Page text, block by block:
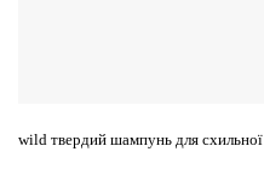
wild твердий шампунь для
Цей